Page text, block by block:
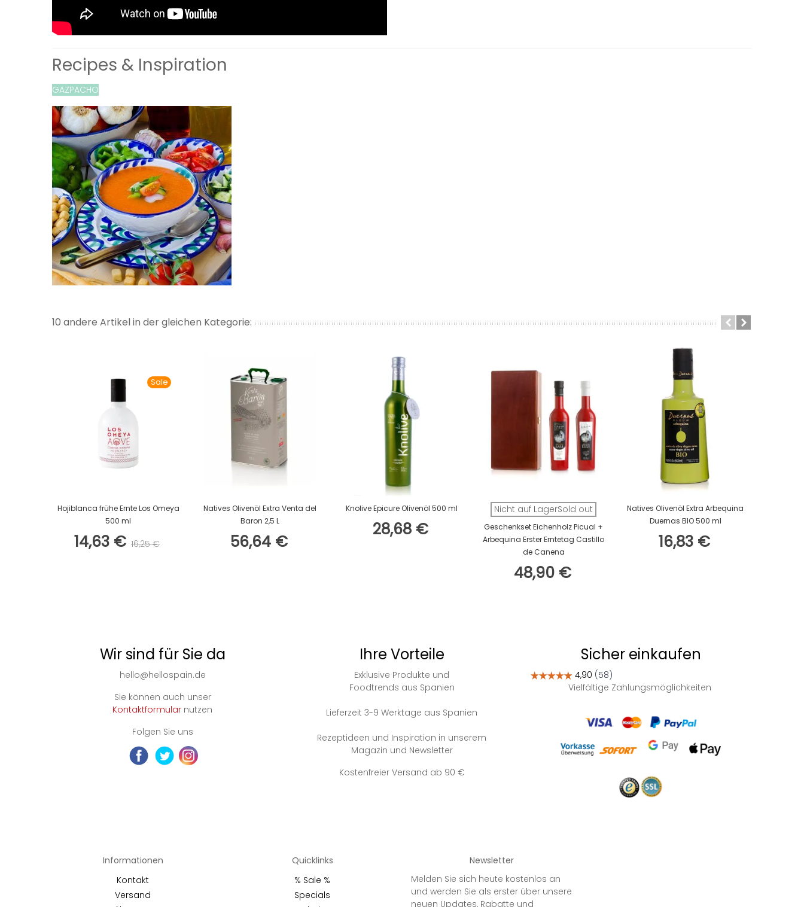
Recipes & Inspiration
GAZPACHO
10 andere Artikel in der gleichen Kategorie:
Sale
In Den Warenkorb
Hojiblanca frühe Ernte Los Omeya
500 ml
14,63 € 16,25 €
In Den Warenkorb
Natives Olivenöl Extra Venta del
Baron 2,5 L
56,64 €
In Den Warenkorb
Knolive Epicure Olivenöl 500 ml
28,68 €
Nicht auf LagerSold out
Geschenkset Eichenholz Picual +
Arbequina Erster Erntetag Castillo
de Canena
48,90 €
In Den Warenkorb
Natives Olivenöl Extra Arbequina
Duernas BIO 500 ml
16,83 €
Wir sind für Sie da
hello@hellospain.de
Sie können auch unser
Kontaktformular nutzen
Folgen Sie uns
Ihre Vorteile
Exklusive Produkte und
Foodtrends aus Spanien
Lieferzeit 3-9 Werktage aus Spanien
Rezeptideen und Inspiration in unserem
Magazin und Newsletter
Kostenfreier Versand ab 90 €
Sicher einkaufen
Vielfältige Zahlungsmöglichkeiten
Informationen
Kontakt
Versand
Quicklinks
% Sale %
Specials
Newsletter
Melden Sie sich heute kostenlos an
und werden Sie als erster über unsere
neuen Updates, Rabatte und